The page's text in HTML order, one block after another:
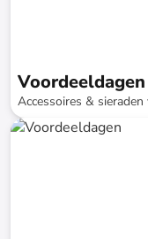
Voordeeldagen
Accessoires & sieraden
tot-74%* Snellere